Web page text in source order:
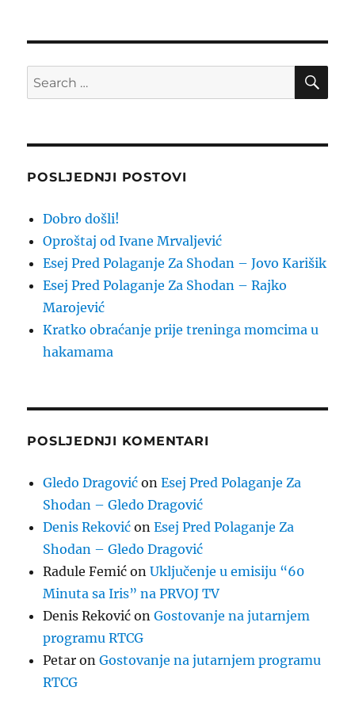
Search
for:
POSLJEDNJI POSTOVI
Dobro došli!
Oproštaj od Ivane Mrvaljević
Esej Pred Polaganje Za Shodan – Jovo Karišik
Esej Pred Polaganje Za Shodan – Rajko
Marojević
Kratko obraćanje prije treninga momcima u
hakamama
POSLJEDNJI KOMENTARI
Gledo Dragović onEsej Pred Polaganje Za
Shodan – Gledo Dragović
Denis Reković onEsej Pred Polaganje Za
Shodan – Gledo Dragović
Radule Femić onUključenje u emisiju “60
Minuta sa Iris” na PRVOJ TV
Denis Reković onGostovanje na jutarnjem
programu RTCG
Petar onGostovanje na jutarnjem programu
RTCG